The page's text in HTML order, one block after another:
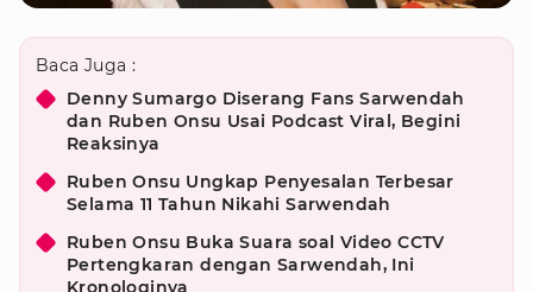
Baca Juga :
Denny Sumargo Diserang Fans Sarwendah
dan Ruben Onsu Usai Podcast Viral, Begini
Reaksinya
Ruben Onsu Ungkap Penyesalan Terbesar
Selama 11 Tahun Nikahi Sarwendah
Ruben Onsu Buka Suara soal Video CCTV
Pertengkaran dengan Sarwendah, Ini
Kronologinya